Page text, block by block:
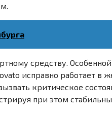
средству.
исправно работает в
критическое
при этом